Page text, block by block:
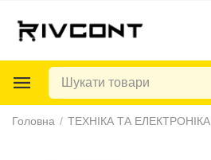
Головна / ТЕХНІКА ТА ЕЛЕКТРОНІКА